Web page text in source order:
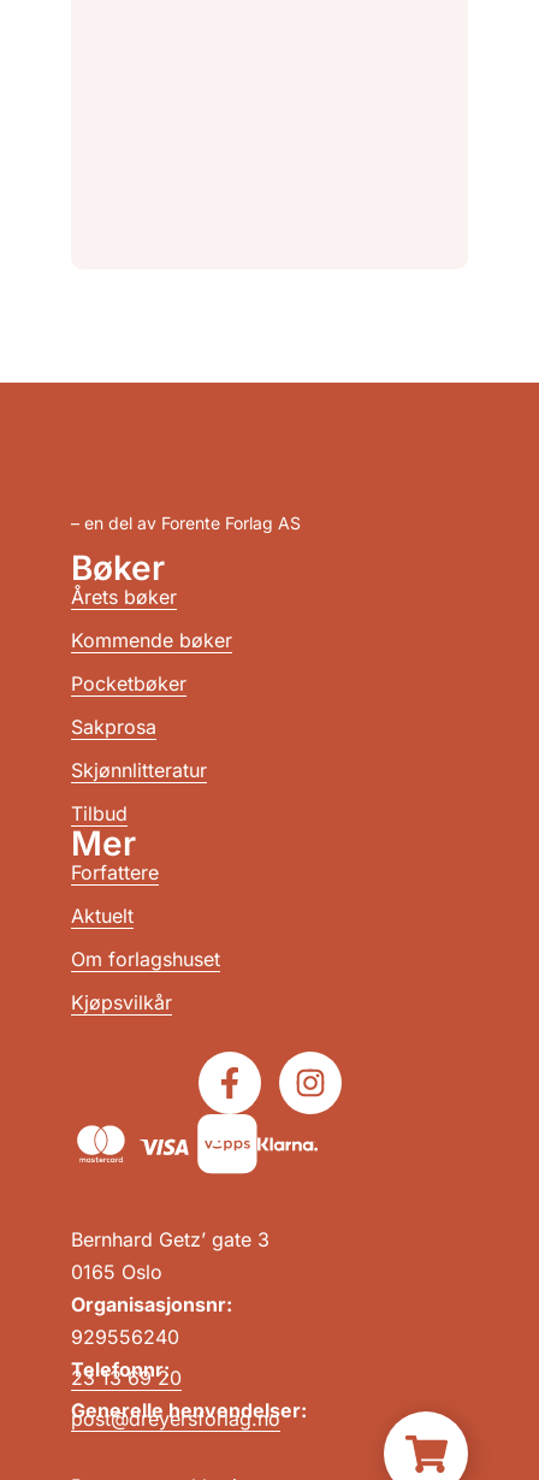
– en del av Forente Forlag AS
Bernhard Getz’ gate 3
0165 Oslo
Organisasjonsnr:
929556240
Telefonnr:
23 13 69 20
Generelle henvendelser:
post@dreyersforlag.no
Bøker
Årets bøker
Kommende bøker
Pocketbøker
Sakprosa
Skjønnlitteratur
Tilbud
Mer
Forfattere
Aktuelt
Om forlagshuset
Kjøpsvilkår